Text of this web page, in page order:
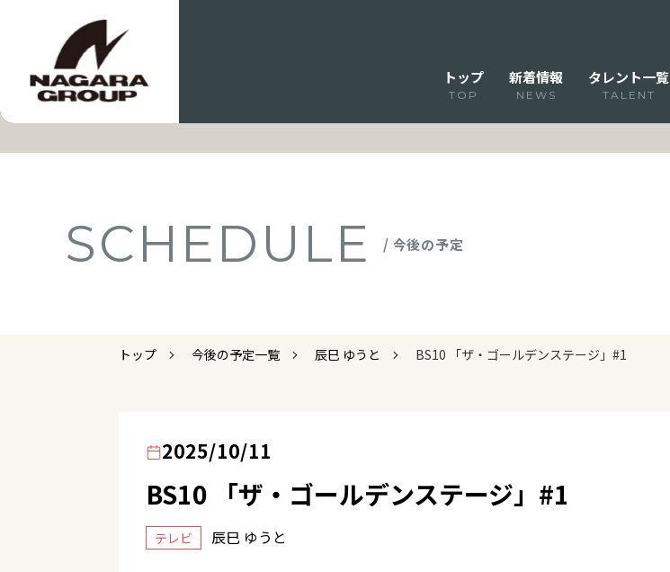
トップ
TOP
新着情報
NEWS
タレント一覧
TALENT
SCHEDULE / 今後の予定
トップ 今後の予定一覧 辰巳 ゆうと BS10 「ザ・ゴールデンステージ」#1
2025/10/11
BS10 「ザ・ゴールデンステージ」#1
テレビ 辰巳 ゆうと